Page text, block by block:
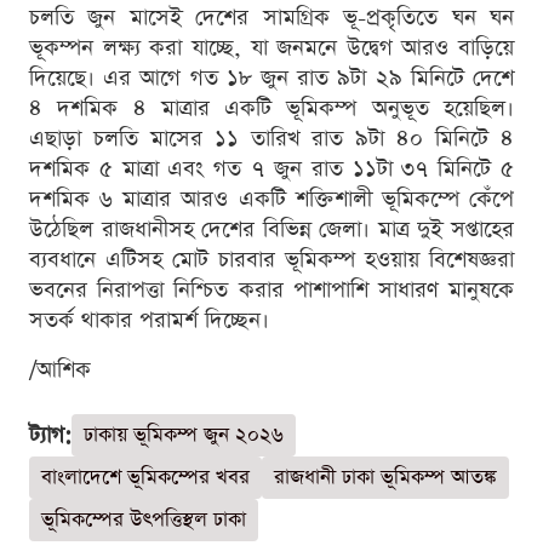
চলতি জুন মাসেই দেশের সামগ্রিক ভূ-প্রকৃতিতে ঘন ঘন
ভূকম্পন লক্ষ্য করা যাচ্ছে, যা জনমনে উদ্বেগ আরও বাড়িয়ে
দিয়েছে। এর আগে গত ১৮ জুন রাত ৯টা ২৯ মিনিটে দেশে
৪ দশমিক ৪ মাত্রার একটি ভূমিকম্প অনুভূত হয়েছিল।
এছাড়া চলতি মাসের ১১ তারিখ রাত ৯টা ৪০ মিনিটে ৪
দশমিক ৫ মাত্রা এবং গত ৭ জুন রাত ১১টা ৩৭ মিনিটে ৫
দশমিক ৬ মাত্রার আরও একটি শক্তিশালী ভূমিকম্পে কেঁপে
উঠেছিল রাজধানীসহ দেশের বিভিন্ন জেলা। মাত্র দুই সপ্তাহের
ব্যবধানে এটিসহ মোট চারবার ভূমিকম্প হওয়ায় বিশেষজ্ঞরা
ভবনের নিরাপত্তা নিশ্চিত করার পাশাপাশি সাধারণ মানুষকে
সতর্ক থাকার পরামর্শ দিচ্ছেন।
/আশিক
ট্যাগ: ঢাকায় ভূমিকম্প জুন ২০২৬
বাংলাদেশে ভূমিকম্পের খবর
রাজধানী ঢাকা ভূমিকম্প আতঙ্ক
ভূমিকম্পের উৎপত্তিস্থল ঢাকা